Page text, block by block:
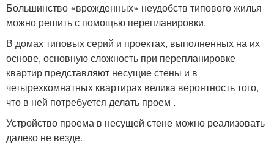
Большинство «врожденных» неудобств типового жилья
можно решить с помощью перепланировки.
В домах типовых серий и проектах, выполненных на их
основе, основную сложность при перепланировке
квартир представляют несущие стены и в
четырехкомнатных квартирах велика вероятность того,
что в ней потребуется делать проем .
Устройство проема в несущей стене можно реализовать
далеко не везде.